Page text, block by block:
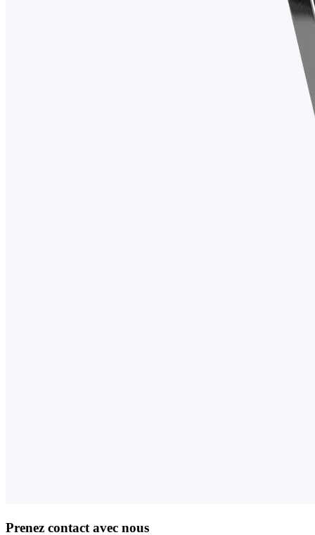
Prenez contact avec nous